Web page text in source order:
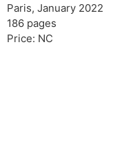
Paris, January 2022
186 pages
Price: NC